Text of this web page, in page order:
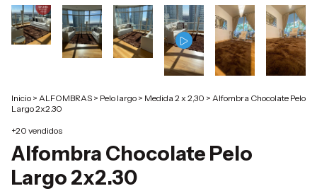
Inicio > ALFOMBRAS > Pelo largo > Medida 2 x 2,30 > Alfombra Chocolate Pelo
Largo 2x2.30
+20 vendidos
Alfombra Chocolate Pelo
Largo 2x2.30